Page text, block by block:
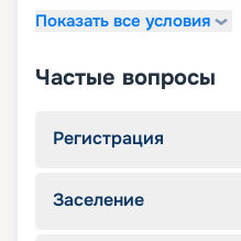
Показать все условия
Частые вопросы
Регистрация
Заселение